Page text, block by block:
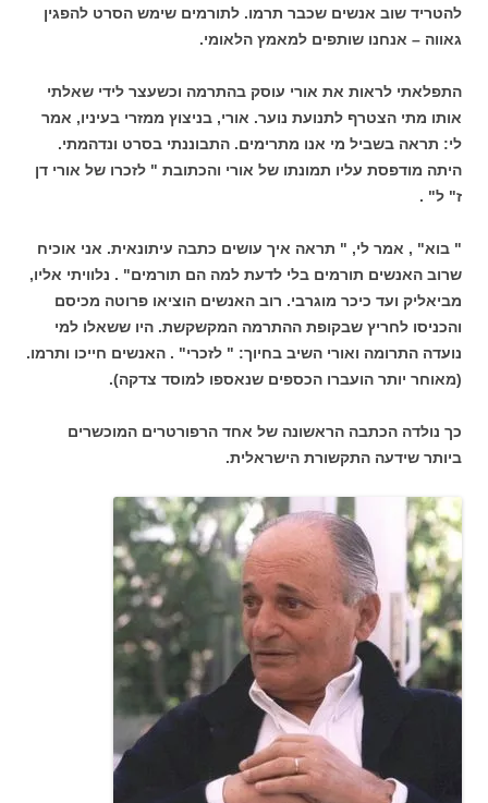
להטריד שוב אנשים שכבר תרמו. לתורמים שימש הסרט להפגין
גאווה – אנחנו שותפים למאמץ הלאומי.
התפלאתי לראות את אורי עוסק בהתרמה וכשעצר לידי שאלתי
אותו מתי הצטרף לתנועת נוער. אורי, בניצוץ ממזרי בעיניו, אמר
לי: תראה בשביל מי אנו מתרימים. התבוננתי בסרט ונדהמתי.
היתה מודפסת עליו תמונתו של אורי והכתובת " לזכרו של אורי דן
ז" ל" .
" בוא" , אמר לי, " תראה איך עושים כתבה עיתונאית. אני אוכיח
שרוב האנשים תורמים בלי לדעת למה הם תורמים" . נלוויתי אליו,
מביאליק ועד כיכר מוגרבי. רוב האנשים הוציאו פרוטה מכיסם
והכניסו לחריץ שבקופת ההתרמה המקשקשת. היו ששאלו למי
נועדה התרומה ואורי השיב בחיוך: " לזכרי" . האנשים חייכו ותרמו.
(מאוחר יותר הועברו הכספים שנאספו למוסד צדקה).
כך נולדה הכתבה הראשונה של אחד הרפורטרים המוכשרים
ביותר שידעה התקשורת הישראלית.